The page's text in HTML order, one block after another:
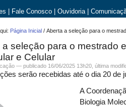
Fale Conosco Ouvidoria
Página Inicial /Aberta a seleção para o
a seleção para o mestrado
e Celular
—publicado 16/06/2025 13h20,última
serão recebidas até o dia 20 de
A
Biologia